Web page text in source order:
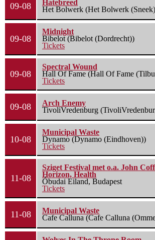
09-08
Hatebreed
Het Bolwerk (Het Bolwerk
09-08
Midnight
Bibelot (Bibelot (Dordrecht))
Tickets
09-08
Spectral Wound
Hall Of Fame (Hall Of Fame
Tickets
09-08
Arch Enemy
TivoliVredenburg
10-08
Municipal Waste
Dynamo (Dynamo (Eindhoven))
Tickets
11-08
Sziget Festival met o.a. John
Horizon, Health
Óbudai Eiland, Budapest
Tickets
11-08
Municipal Waste
Cafe Calluna (Cafe Calluna